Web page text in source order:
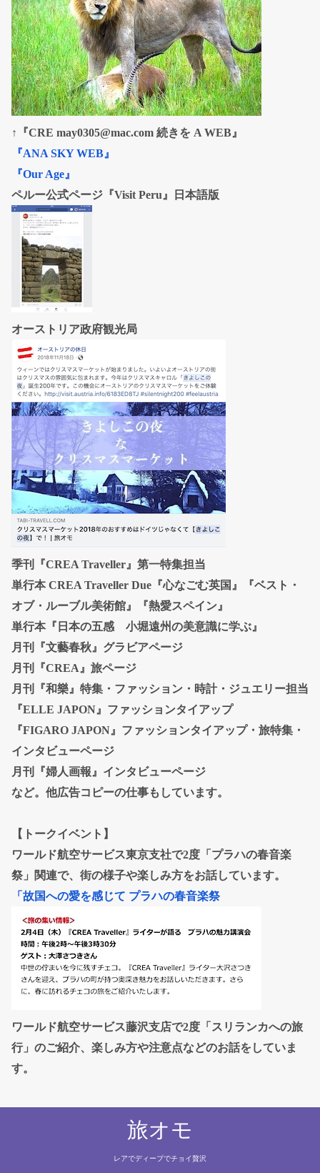
↑『CRE may0305@mac.com 続きを A WEB』
『ANA SKY WEB』
『Our Age』
ペルー公式ページ『Visit Peru』日本語版
オーストリア政府観光局
季刊『CREA Traveller』第一特集担当
単行本 CREA Traveller Due『心なごむ英国』『ベスト・
オブ・ルーブル美術館』『熱愛スペイン』
単行本『日本の五感 小堀遠州の美意識に学ぶ』
月刊『文藝春秋』グラビアページ
月刊『CREA』旅ページ
月刊『和樂』特集・ファッション・時計・ジュエリー担当
『ELLE JAPON』ファッションタイアップ
『FIGARO JAPON』ファッションタイアップ・旅特集・
インタビューページ
月刊『婦人画報』インタビューページ
など。他広告コピーの仕事もしています。
【トークイベント】
ワールド航空サービス東京支社で2度「プラハの春音楽
祭」関連で、街の様子や楽しみ方をお話しています。
「故国への愛を感じて プラハの春音楽祭
ワールド航空サービス藤沢支店で2度「スリランカへの旅
行」のご紹介、楽しみ方や注意点などのお話をしていま
す。
旅オモ
レアでディープでチョイ贅沢